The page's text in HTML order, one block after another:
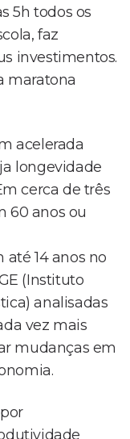
5h todos os
faz
investimentos.
maratona
acelerada
longevidade
cerca de três
60 anos ou
14 anos no
(Instituto
analisadas
vez mais
mudanças em